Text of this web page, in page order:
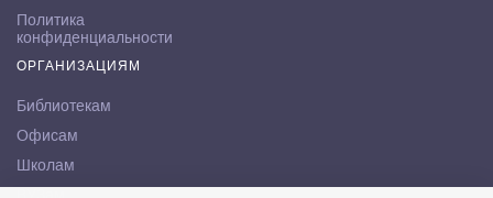
Политика
конфиденциальности
ОРГАНИЗАЦИЯМ
Библиотекам
Офисам
Школам